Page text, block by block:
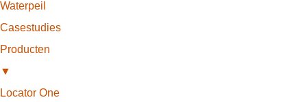
Waterpeil
Casestudies
Producten
▼
Locator One